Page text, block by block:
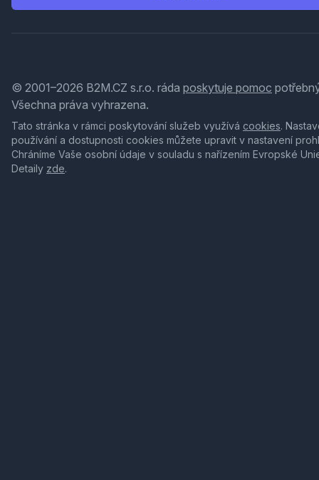
© 2001–2026 B2M.CZ s.r.o. ráda poskytuje pomoc
Všechna práva vyhrazena.
Tato stránka v rámci poskytování služeb využívá cookies.
používání a dostupnosti cookies můžete upravit v nastavení
Chráníme Vaše osobní údaje v souladu s nařízením Evropské
Detaily zde.